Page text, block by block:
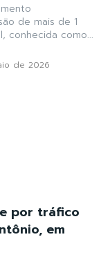
de mais de 1
conhecida como...
de 2026
por tráfico
em